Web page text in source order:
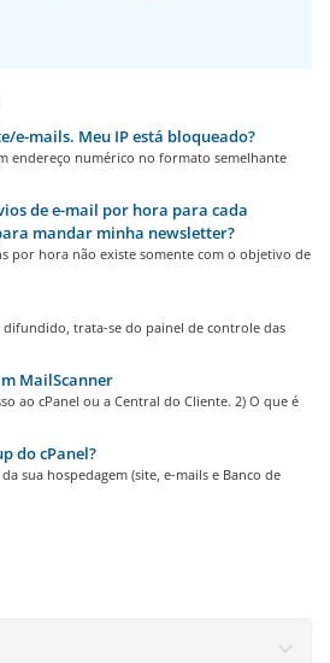
e-mails. Meu IP está bloqueado?
endereço numérico no formato semelhante
de e-mail por hora para cada
mandar minha newsletter?
por hora não existe somente com o objetivo de
difundido, trata-se do painel de controle das
MailScanner
ao cPanel ou a Central do Cliente. 2) O que é
do cPanel?
sua hospedagem (site, e-mails e Banco de